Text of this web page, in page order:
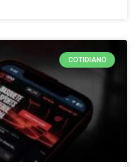
COTIDIANO